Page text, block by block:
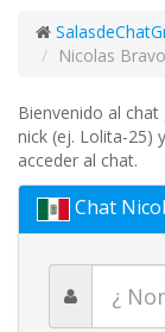
Nicolas Bravo
Bienvenido al
nick (ej. Lolita-25)
acceder al chat.
Chat